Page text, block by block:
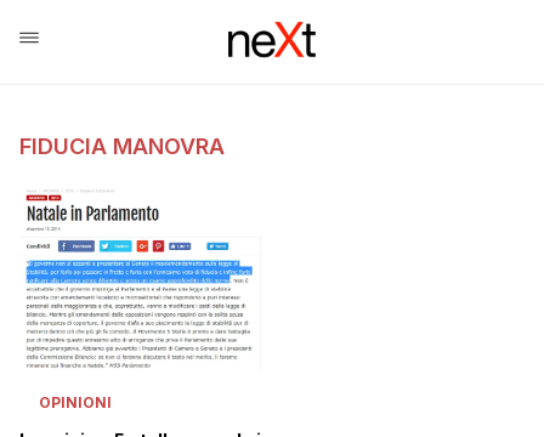
FIDUCIA MANOVRA
OPINIONI